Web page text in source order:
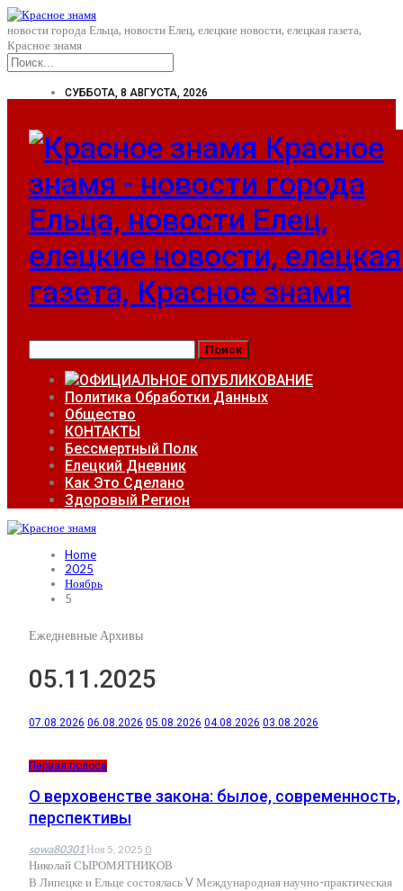
новости города Ельца, новости Елец, елецкие новости, елецкая газета,
Красное знамя
СУББОТА, 8 АВГУСТА, 2026
Красное
знамя - новости города
Ельца, новости Елец,
елецкие новости, елецкая
газета, Красное знамя
ОФИЦИАЛЬНОЕ ОПУБЛИКОВАНИЕ
Политика Обработки Данных
Общество
КОНТАКТЫ
Бессмертный Полк
Елецкий Дневник
Как Это Сделано
Здоровый Регион
Home
2025
Ноябрь
5
Ежедневные Архивы
05.11.2025
07.08.2026 06.08.2026 05.08.2026 04.08.2026 03.08.2026
Первая полоса
О верховенстве закона: былое, современность,
перспективы
sowa80301 Ноя 5, 2025 0
Николай СЫРОМЯТНИКОВ
В Липецке и Ельце состоялась V Международная научно-практическая